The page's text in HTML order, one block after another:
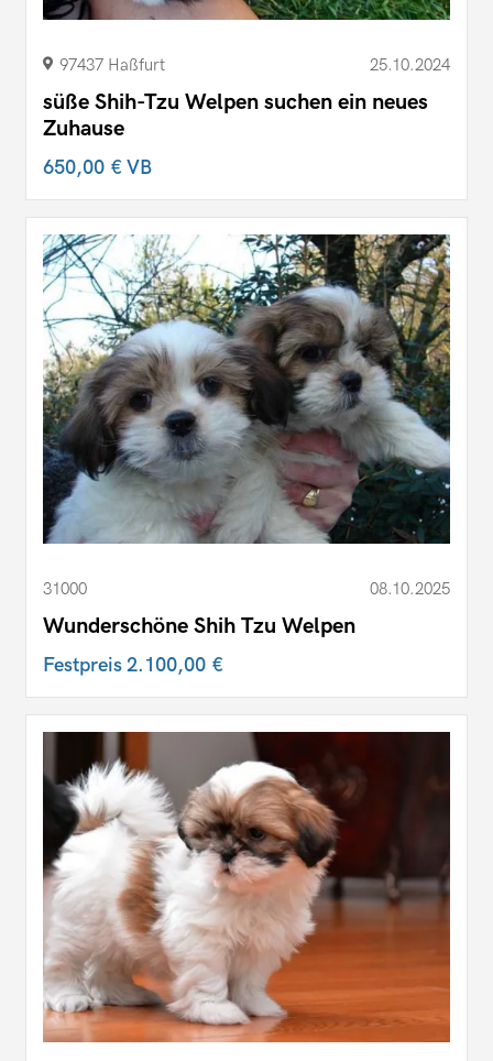
97437 Haßfurt 25.10.2024
süße Shih-Tzu Welpen suchen ein neues
Zuhause
650,00 €VB
31000 08.10.2025
Wunderschöne Shih Tzu Welpen
Festpreis2.100,00 €